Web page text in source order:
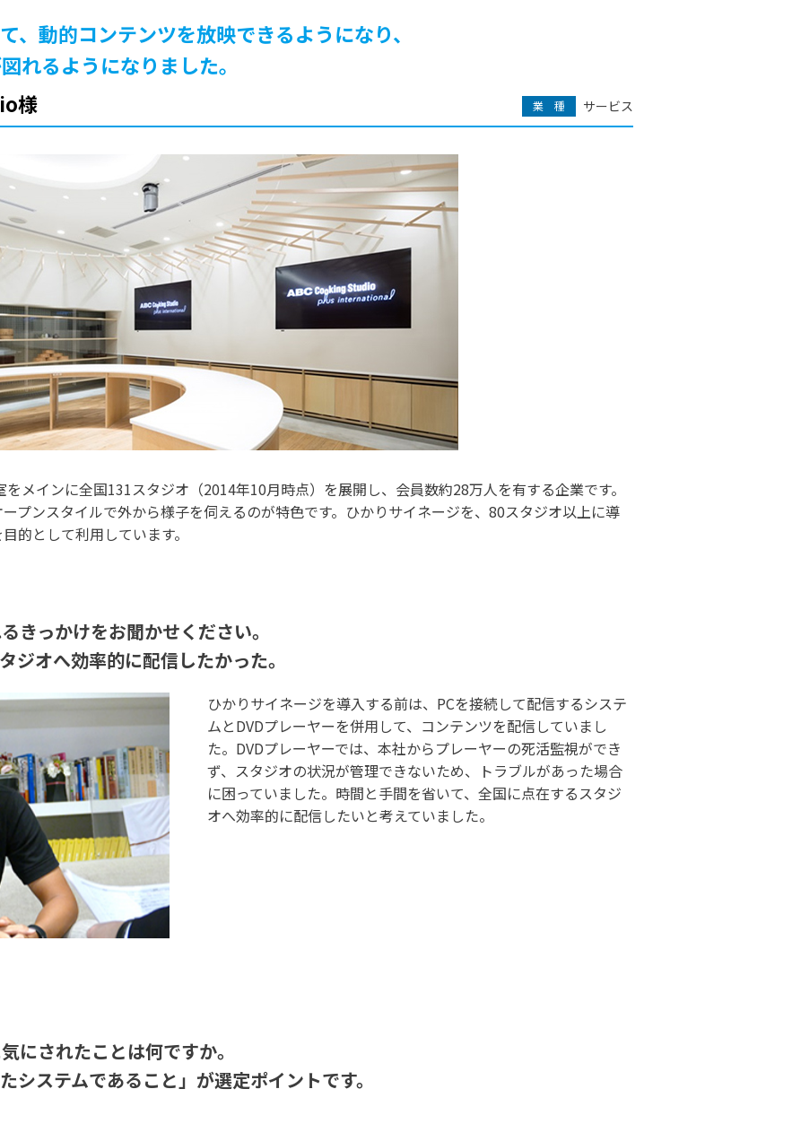
様
、動的コンテンツを放映できるようになり、
れるようになりました。
業 種 サービス
メインに全国131スタジオ（2014年10月時点）を展開し、会員数約28万人を有する企業です。
プンスタイルで外から様子を伺えるのが特色です。ひかりサイネージを、80スタジオ以上に導
的として利用しています。
きっかけをお聞かせください。
ジオへ効率的に配信したかった。
ひかりサイネージを導入する前は、PCを接続して配信するシステ
ムとDVDプレーヤーを併用して、コンテンツを配信していまし
た。DVDプレーヤーでは、本社からプレーヤーの死活監視ができ
ず、スタジオの状況が管理できないため、トラブルがあった場合
に困っていました。時間と手間を省いて、全国に点在するスタジ
オへ効率的に配信したいと考えていました。
にされたことは何ですか。
システムであること」が選定ポイントです。